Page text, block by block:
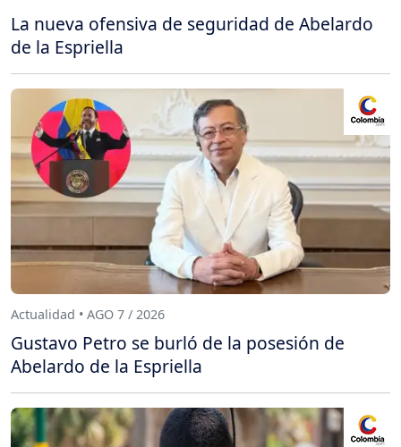
La nueva ofensiva de seguridad de Abelardo
de la Espriella
Actualidad • AGO 7 / 2026
Gustavo Petro se burló de la posesión de
Abelardo de la Espriella